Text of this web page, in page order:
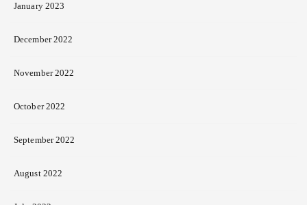
January 2023
December 2022
November 2022
October 2022
September 2022
August 2022